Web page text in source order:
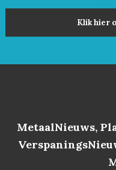
Klik hier
MetaalNieuws,